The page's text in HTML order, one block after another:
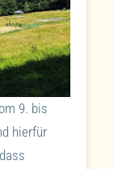
9. bis
hierfür